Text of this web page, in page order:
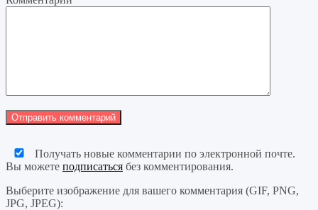
Получать новые комментарии по электронной почте.
Вы можете подписаться без комментирования.
Выберите изображение для вашего комментария (GIF, PNG,
JPG, JPEG):